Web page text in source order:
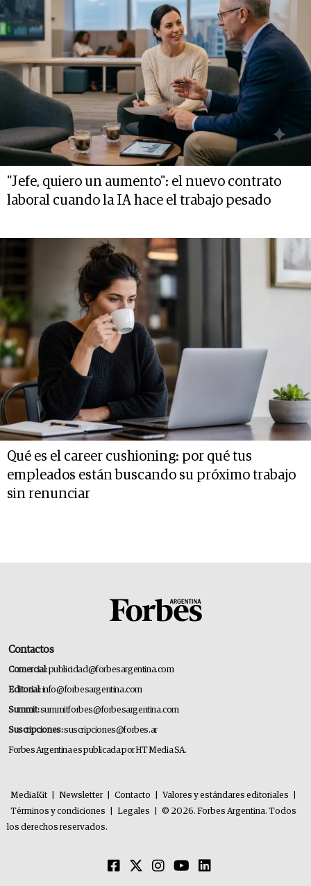
"Jefe, quiero un aumento": el nuevo contrato
laboral cuando la IA hace el trabajo pesado
Qué es el career cushioning: por qué tus
empleados están buscando su próximo trabajo
sin renunciar
Contactos
Comercial:publicidad@forbesargentina.com
Editorial:info@forbesargentina.com
Summit:summitforbes@forbesargentina.com
Suscripciones:suscripciones@forbes.ar
Forbes Argentina es publicada por HT Media SA.
MediaKit Newsletter Contacto Valores y estándares editoriales
Términos y condiciones
Legales
© 2026. Forbes Argentina. Todos
los derechos reservados.